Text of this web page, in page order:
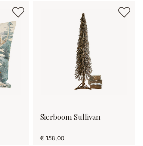
Sierboom Sullivan
€ 158,00